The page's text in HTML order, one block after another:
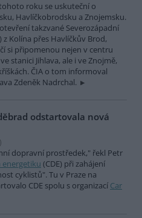
roku se uskuteční o
Havlíčkobrodsku a Znojemsku.
takzvané Severozápadní
Kolína přes Havlíčkův Brod,
si připomenou nejen v centru
stanici Jihlava, ale i ve Znojmě,
ČIA o tom informoval
Zdeněk Nadrchal.
odstartovala nová
dopravní prostředek," řekl Petr
energetiku (CDE) při zahájení
cyklistů". Tu v Praze na
CDE spolu s organizací Car